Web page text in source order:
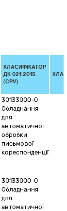
КЛАСИФІКАТОР
ДК 021:2015
(CPV)
30133000-0
Обладнання
для
автоматичної
обробки
письмової
кореспонденції
30133000-0
Обладнання
для
автоматичної